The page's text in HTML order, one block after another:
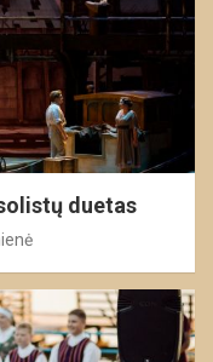
duetas